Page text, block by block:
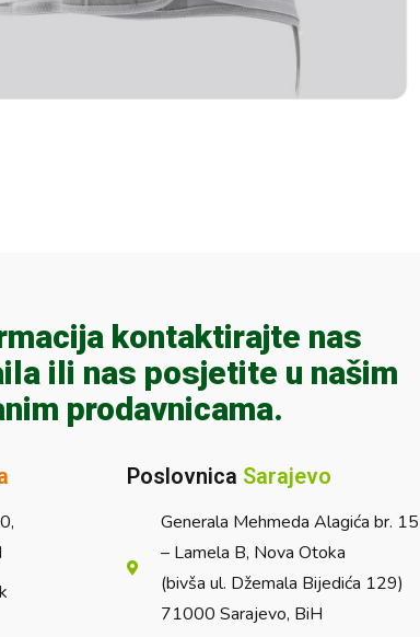
kontaktirajte nas
ili nas posjetite u našim
prodavnicama.
Poslovnica Sarajevo
Generala Mehmeda Alagića br. 15
– Lamela B, Nova Otoka
(bivša ul. Džemala Bijedića 129)
71000 Sarajevo, BiH